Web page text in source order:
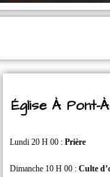
Église À Pont-
Lundi 20 H 00 : Prière
Dimanche 10 H 00 : Culte